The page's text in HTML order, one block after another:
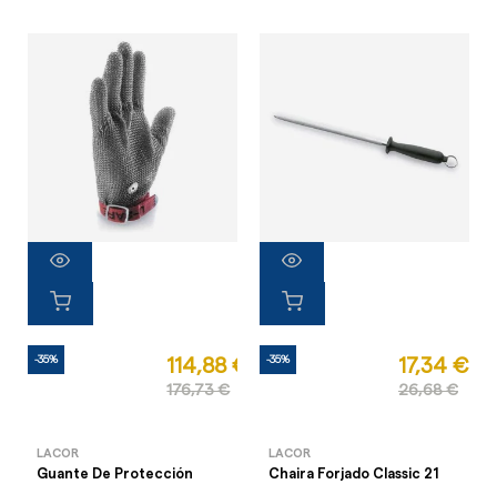
-35% 114,88 €
176,73 €
LACOR
Guante De Protección
-35% 17,34 €
26,68 €
LACOR
Chaira Forjado Classic 21